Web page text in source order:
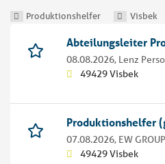
Produktionshelfer Visbek
Abteilungsleiter
08.08.2026, Lenz
49429 Visbek
Produktionshelfer
07.08.2026, EW
49429 Visbek